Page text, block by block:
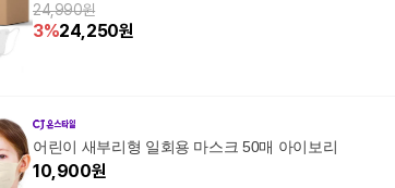
24,990원
3%24,250원
어린이 새부리형 일회용 마스크 50매 아이보리
10,900원